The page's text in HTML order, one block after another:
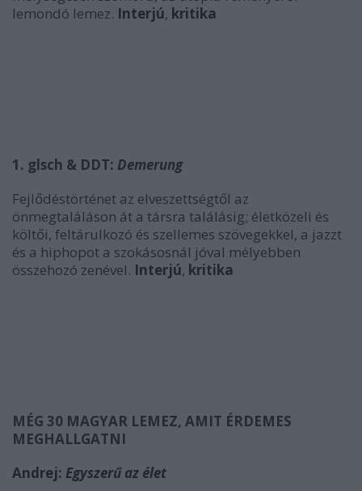
lemondó lemez. Interjú, kritika
1. glsch & DDT: Demerung
Fejlődéstörténet az elveszettségtől az
önmegtaláláson át a társra találásig; életközeli és
költői, feltárulkozó és szellemes szövegekkel, a jazzt
és a hiphopot a szokásosnál jóval mélyebben
összehozó zenével. Interjú, kritika
MÉG 30 MAGYAR LEMEZ, AMIT ÉRDEMES
MEGHALLGATNI
Andrej: Egyszerű az élet